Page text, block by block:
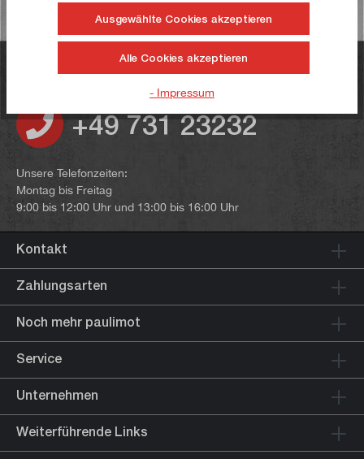
Haben Sie noch Fragen?
+49 731 23232
Unsere Telefonzeiten:
Montag bis Freitag
9:00 bis 12:00 Uhr und 13:00 bis 16:00 Uhr
Kontakt
Zahlungsarten
Noch mehr paulimot
Service
Unternehmen
Weiterführende Links
Ausgewählte Cookies akzeptieren
Alle Cookies akzeptieren
- Impressum